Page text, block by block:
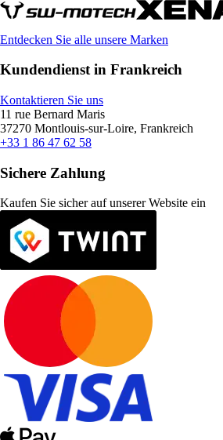
Entdecken Sie alle unsere Marken
Kundendienst in Frankreich
Kontaktieren Sie uns
11 rue Bernard Maris
37270 Montlouis-sur-Loire, Frankreich
+33 1 86 47 62 58
Sichere Zahlung
Kaufen Sie sicher auf unserer Website ein